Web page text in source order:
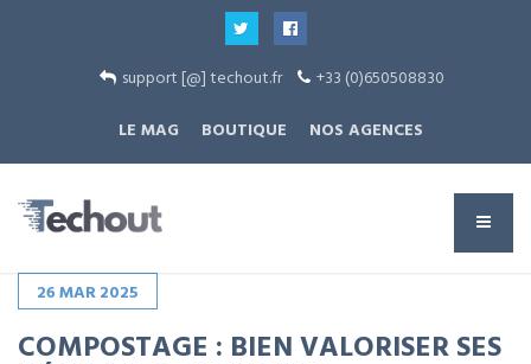
support [@] techout.fr
+33 (0)650508830
LE MAG
BOUTIQUE NOS AGENCES
26MAR2025
COMPOSTAGE : BIEN VALORISER SES